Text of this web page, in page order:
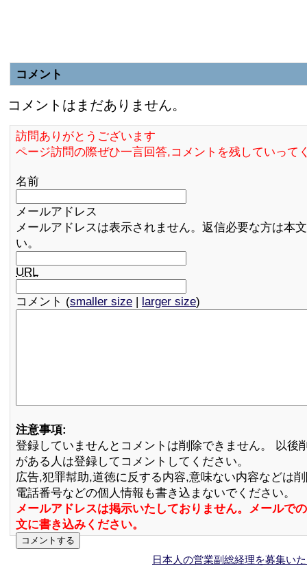
コメント
コメントはまだありません。
訪問ありがとうございます
ページ訪問の際ぜひ一言回答,コメントを残していって
名前
メールアドレス
メールアドレスは表示されません。返信必要な方は本
い。
URL
コメント (smaller size | larger size)
注意事項:
登録していませんとコメントは削除できません。 以後
がある人は登録してコメントしてください。
広告,犯罪幇助,道徳に反する内容,意味ない内容などは
電話番号などの個人情報も書き込まないでください。
メールアドレスは掲示いたしておりません。メールで
文に書き込みください。
日本人の営業副総経理を募集い